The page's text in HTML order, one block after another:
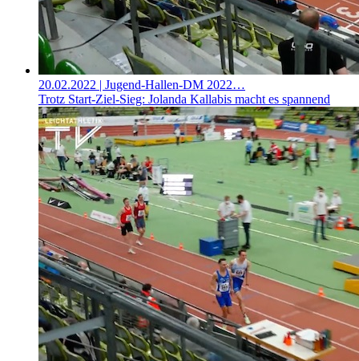
20.02.2022 | Jugend-Hallen-DM 2022…
Trotz Start-Ziel-Sieg: Jolanda Kallabis macht es spannend